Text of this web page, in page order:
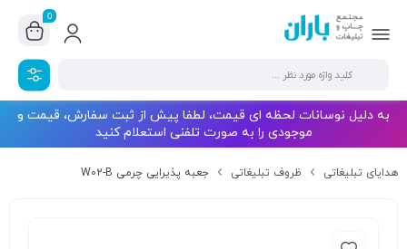
0
به دلیل نوسانات لحظه ای قیمت، لطفا پیش از ثبت سفارش، قیمت و
موجودی را به صورت تلفنی استعلام کنید
هدایای تبلیغاتی ظروف تبلیغاتی جعبه پذیرایی چرمی W02-B